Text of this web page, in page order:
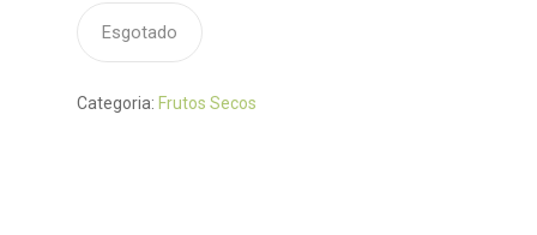
Esgotado
Categoria: Frutos Secos